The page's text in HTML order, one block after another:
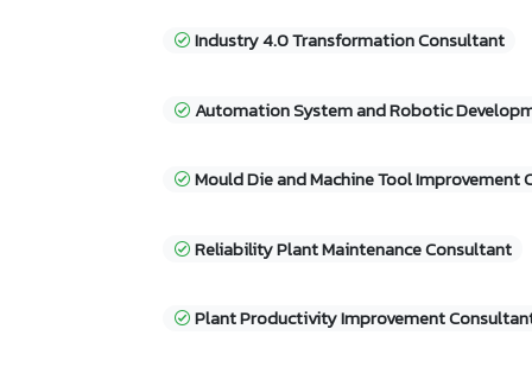
Industry 4.0 Transformation Consultant
Automation System and Robotic
Mould Die and Machine Tool Improvement
Reliability Plant Maintenance Consultant
Plant Productivity Improvement